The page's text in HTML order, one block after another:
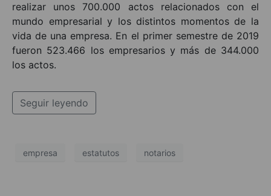
realizar unos 700.000 actos relacionados con el
mundo empresarial y los distintos momentos de la
vida de una empresa. En el primer semestre de 2019
fueron 523.466 los empresarios y más de 344.000
los actos.
Seguir leyendo
empresa estatutos notarios